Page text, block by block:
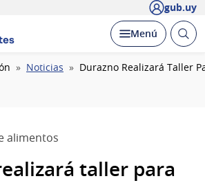
gub.uy
Desplegar
Menú Abrir
Noticias Durazno Realizará Taller
alimentos
taller para